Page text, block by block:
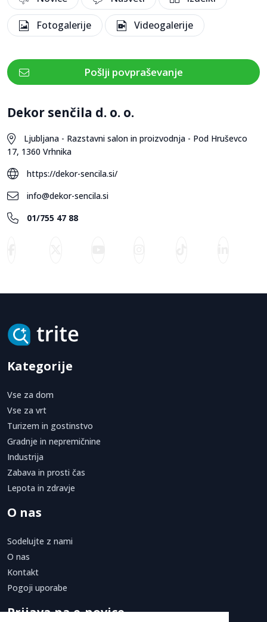
Fotogalerije Videogalerije
Pošlji povpraševanje
Dekor senčila d. o. o.
Ljubljana - Razstavni salon in proizvodnja - Pod Hruševco
17, 1360 Vrhnika
https://dekor-sencila.si/
info@dekor-sencila.si
01/755 47 88
Kategorije
Vse za dom
Vse za vrt
Turizem in gostinstvo
Gradnje in nepremičnine
Industrija
Zabava in prosti čas
Lepota in zdravje
O nas
Sodelujte z nami
O nas
Kontakt
Pogoji uporabe
Prijava na e-novice